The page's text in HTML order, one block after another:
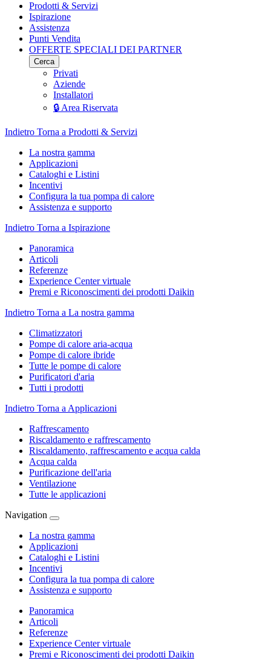
Prodotti & Servizi
Ispirazione
Assistenza
Punti Vendita
OFFERTE SPECIALI DEI PARTNER
Cerca
Privati
Aziende
Installatori
🔒 Area Riservata
Indietro Torna a Prodotti & Servizi
La nostra gamma
Applicazioni
Cataloghi e Listini
Incentivi
Configura la tua pompa di calore
Assistenza e supporto
Indietro Torna a Ispirazione
Panoramica
Articoli
Referenze
Experience Center virtuale
Premi e Riconoscimenti dei prodotti Daikin
Indietro Torna a La nostra gamma
Climatizzatori
Pompe di calore aria-acqua
Pompe di calore ibride
Tutte le pompe di calore
Purificatori d'aria
Tutti i prodotti
Indietro Torna a Applicazioni
Raffrescamento
Riscaldamento e raffrescamento
Riscaldamento, raffrescamento e acqua calda
Acqua calda
Purificazione dell'aria
Ventilazione
Tutte le applicazioni
Navigation
La nostra gamma
Applicazioni
Cataloghi e Listini
Incentivi
Configura la tua pompa di calore
Assistenza e supporto
Panoramica
Articoli
Referenze
Experience Center virtuale
Premi e Riconoscimenti dei prodotti Daikin